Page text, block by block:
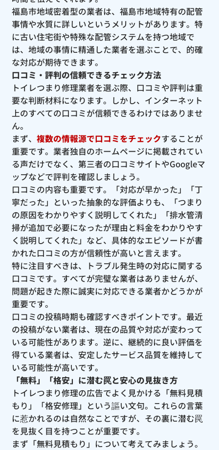
福島市地域密着型の業者は、福島市地域特有の配管
事情や水質に詳しいというメリットがあります。特
に古い住宅街や特殊な配管システムを持つ地域で
は、地域の事情に精通した業者を選ぶことで、的確
な対応が期待できます。
口コミ・評判の信頼できるチェック方法
トイレつまり修理業者を選ぶ際、口コミや評判は重
要な判断材料になります。しかし、インターネット
上のすべての口コミが信頼できるわけではありませ
ん。
まず、 複数の情報源で口コミをチェックすることが
重要です。業者独自のホームページに掲載されてい
る声だけでなく、第三者の口コミサイトやGoogleマ
ップなどで評判を確認しましょう。
口コミの内容も重要です。「対応が早かった」「丁
寧だった」といった抽象的な評価よりも、「つまり
の原因をわかりやすく説明してくれた」「排水管清
掃が追加で必要になったが理由と料金をわかりやす
く説明してくれた」など、具体的なエピソードが書
かれた口コミの方が信頼性が高いと言えます。
特に注目すべきは、トラブル発生時の対応に関する
口コミです。すべてが完璧な業者はありませんが、
問題が起きた際に誠実に対応できる業者かどうかが
重要です。
口コミの投稿時期も確認すべきポイントです。最近
の投稿がない業者は、現在の品質や対応が変わって
いる可能性があります。逆に、継続的に良い評価を
得ている業者は、安定したサービス品質を維持して
いる可能性が高いです。
「無料」「格安」に潜む罠と安心の見抜き方
トイレつまり修理の広告でよく見かける「無料見積
もり」「格安修理」という謳い文句。これらの言葉
に惹かれるのは自然なことですが、その裏に潜む罠
を見抜く目を持つことが重要です。
まず「無料見積もり」について考えてみましょう。